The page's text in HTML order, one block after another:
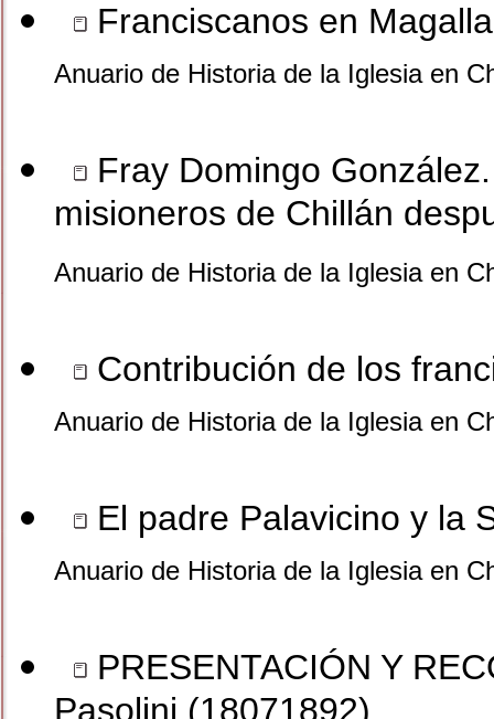
Franciscanos en
Anuario de Historia de la Iglesia en
Fray Domingo
misioneros de Chillán
Anuario de Historia de la Iglesia en
Contribución de los
Anuario de Historia de la Iglesia en
El padre Palavicino y la
Anuario de Historia de la Iglesia en
PRESENTACIÓN Y